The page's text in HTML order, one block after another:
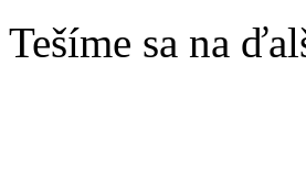
Tešíme sa na